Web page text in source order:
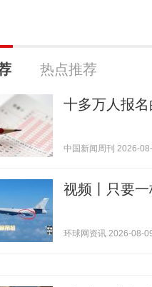
热点推荐
十多万人报
中国新闻周刊 2026-
视频丨只要
环球网资讯 2026-08-